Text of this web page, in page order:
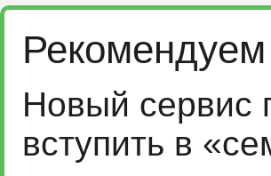
Рекомендуем
Новый сервис
вступить в